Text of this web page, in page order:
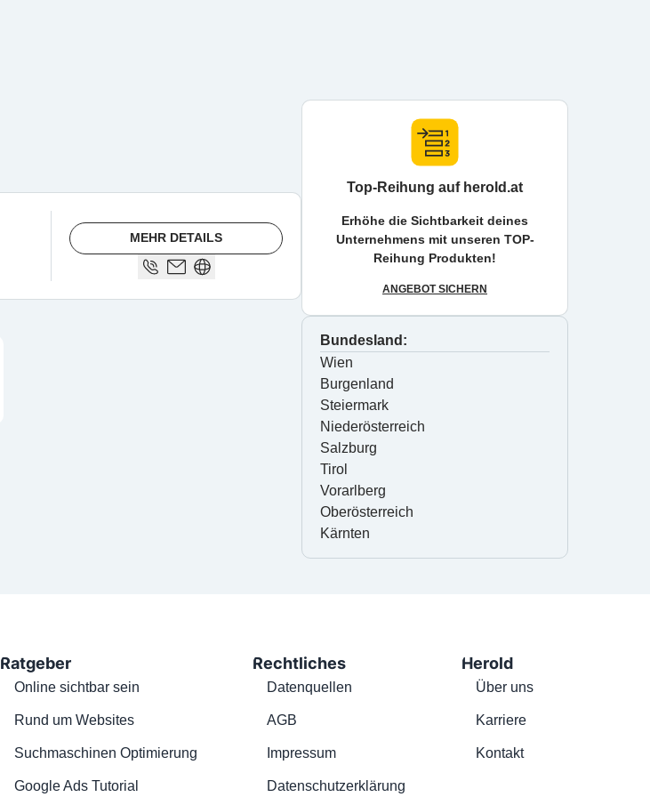
MEHR DETAILS
Top-Reihung auf herold.at
Erhöhe die Sichtbarkeit deines
Unternehmens mit unseren TOP-
Reihung Produkten!
ANGEBOT SICHERN
Bundesland:
Wien
Burgenland
Steiermark
Niederösterreich
Salzburg
Tirol
Vorarlberg
Oberösterreich
Kärnten
Ratgeber
Online sichtbar sein
Rund um Websites
Suchmaschinen Optimierung
Google Ads Tutorial
Rechtliches
Datenquellen
AGB
Impressum
Datenschutzerklärung
Herold
Über uns
Karriere
Kontakt